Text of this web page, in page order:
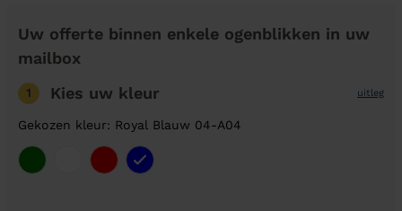
Uw offerte binnen enkele ogenblikken in uw
mailbox
1 Kies uw kleur uitleg
Gekozen kleur: Royal Blauw 04-A04